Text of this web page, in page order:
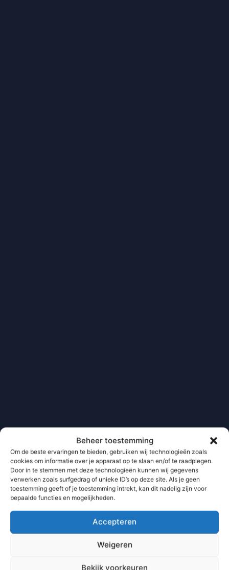
Beheer toestemming
Om de beste ervaringen te bieden, gebruiken wij technologieën zoals
cookies om informatie over je apparaat op te slaan en/of te raadplegen.
Door in te stemmen met deze technologieën kunnen wij gegevens
verwerken zoals surfgedrag of unieke ID’s op deze site. Als je geen
toestemming geeft of je toestemming intrekt, kan dit nadelig zijn voor
bepaalde functies en mogelijkheden.
Accepteren
Weigeren
Bekijk voorkeuren